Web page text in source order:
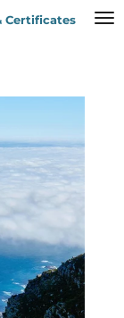
Certificates